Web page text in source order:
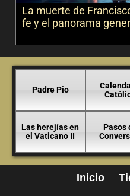
La muerte de
fe y el panorama
Padre Pio
Las herejías en
el Vaticano II
Pasos
Inicio